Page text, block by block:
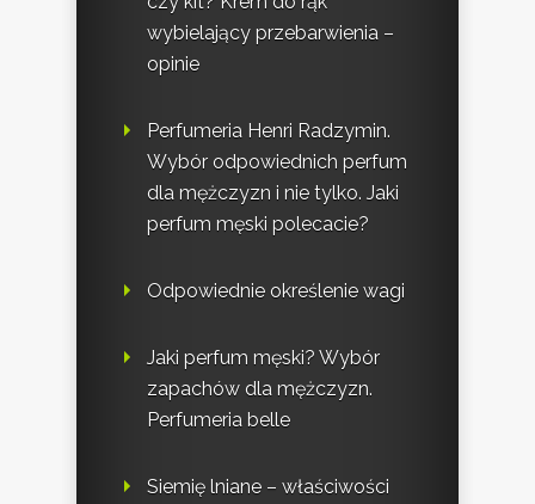
wybielający przebarwienia –
opinie
Perfumeria Henri Radzymin.
Wybór odpowiednich perfum
dla mężczyzn i nie tylko. Jaki
perfum męski polecacie?
Odpowiednie określenie wagi
Jaki perfum męski? Wybór
zapachów dla mężczyzn.
Perfumeria belle
Siemię lniane – właściwości